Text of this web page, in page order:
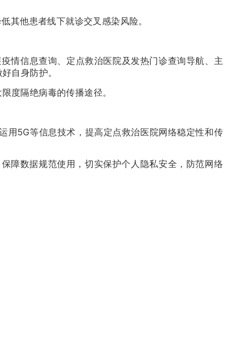
其他患者线下就诊交叉感染风险。
情信息查询、定点救治医院及发热门诊查询导航、主
自身防护。
度隔绝病毒的传播途径。
用5G等信息技术，提高定点救治医院网络稳定性和传
障数据规范使用，切实保护个人隐私安全，防范网络